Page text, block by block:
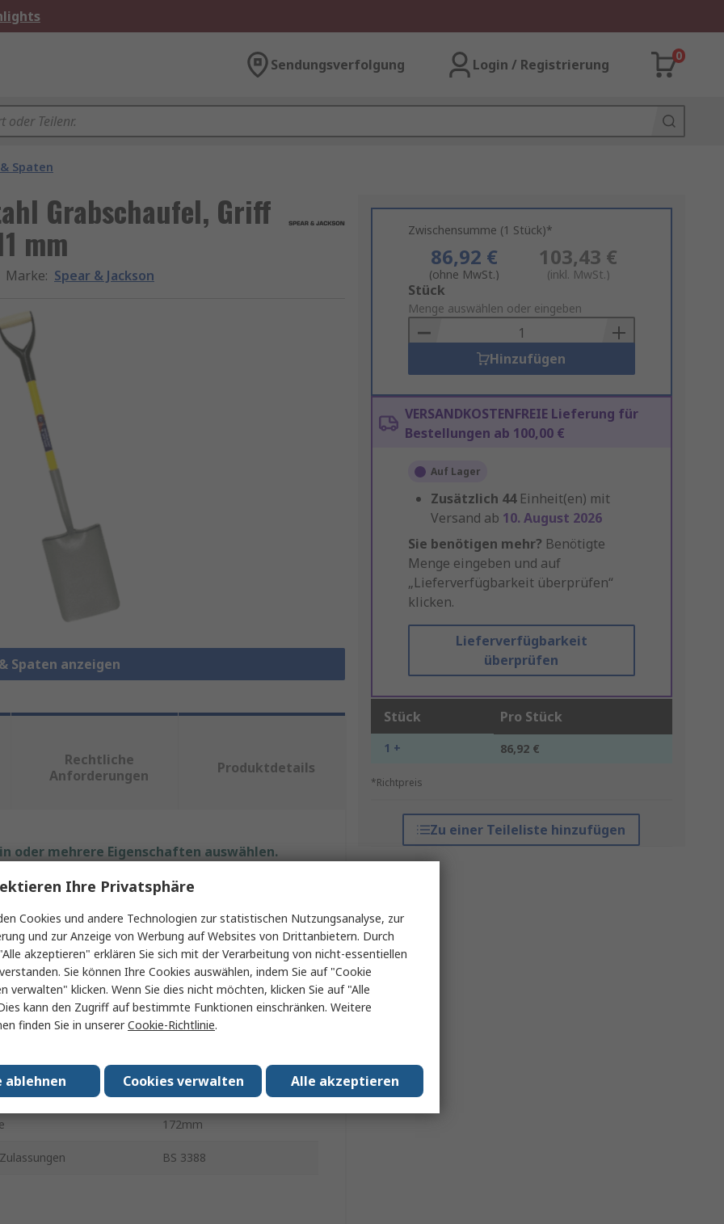
Sendungsverfolgung Login / Registrierung
0
Spaten
Grabschaufel, Griff
mm
Marke: Spear & Jackson
Spaten anzeigen
Zwischensumme (1 Stück)*
86,92 €
(ohne MwSt.)
103,43 €
(inkl. MwSt.)
Add
to
Basket
Stück
Menge auswählen oder eingeben
Hinzufügen
VERSANDKOSTENFREIE Lieferung für
Bestellungen ab 100,00 €
Auf Lager
Zusätzlich 44 Einheit(en) mit
Versand ab 10. August 2026
Sie benötigen mehr? Benötigte
Menge eingeben und auf
„Lieferverfügbarkeit überprüfen“
klicken.
Lieferverfügbarkeit
überprüfen
Stück Pro Stück
1 + 86,92 €
*Richtpreis
Zu einer Teileliste hinzufügen
Rechtliche
Anforderungen
Produktdetails
oder mehrere Eigenschaften auswählen.
Wert
Spear & Jackson
Grabschaufel
Spaten
Mangan-Stahl
172mm
BS 3388
Ihre Privatsphäre
Cookies und andere Technologien zur statistischen Nutzungsanalyse, zur
und zur Anzeige von Werbung auf Websites von Drittanbietern. Durch
akzeptieren" erklären Sie sich mit der Verarbeitung von nicht-essentiellen
Sie können Ihre Cookies auswählen, indem Sie auf "Cookie
verwalten" klicken. Wenn Sie dies nicht möchten, klicken Sie auf "Alle
kann den Zugriff auf bestimmte Funktionen einschränken. Weitere
finden Sie in unsererCookie-Richtlinie.
Alle akzeptieren
Cookies verwalten
ablehnen